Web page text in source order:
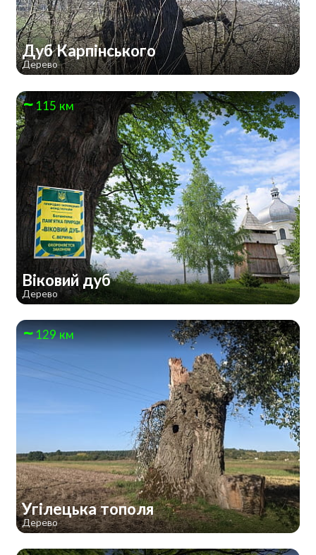
Дуб Карпінського
Дерево
115 км
Віковий дуб
Дерево
129 км
Угілецька тополя
Дерево